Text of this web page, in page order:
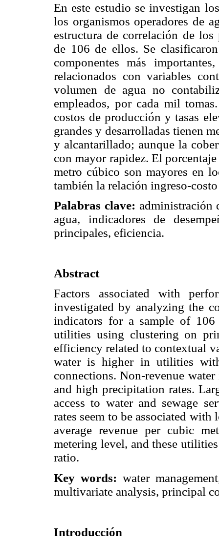
En este estudio se investigan
los organismos operadores de
estructura de correlación de
de 106 de ellos. Se
componentes más
relacionados con variables
volumen de agua no
empleados, por cada mil
costos de producción y tasas
grandes y desarrolladas tienen
y alcantarillado; aunque la
con mayor rapidez. El
metro cúbico son mayores en
también la relación ingreso-
Palabras clave: administración
agua, indicadores de
principales, eficiencia.
Abstract
Factors associated with
investigated by analyzing the
indicators for a sample of
utilities using clustering on
efficiency related to contextual
water is higher in utilities
connections. Non-revenue
and high precipitation rates.
access to water and sewage
rates seem to be associated
average revenue per cubic
metering level, and these
ratio.
Key words: water
multivariate analysis, principal
Introducción